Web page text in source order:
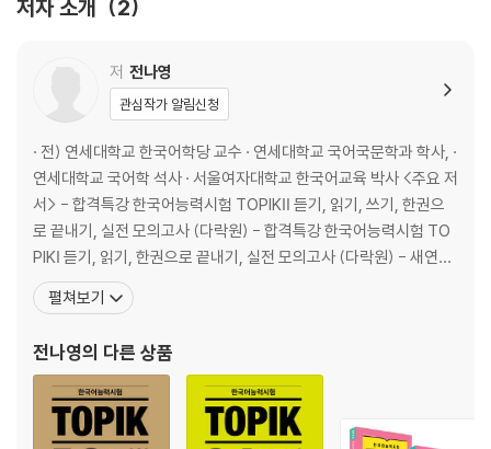
유형1B
2. 알맞은 종결어미 찾기
3. 유사한 문법 표현 찾기
4. 유사한 종결어미 찾기
5. 문장성분 찾기
6. 관용 표현 찾기
7. 맥락에 맞는 표현 찾기
Reading Plus
유형2 글의 순서 파악하기
유형2A
2. 주어진 문장이 들어갈 적당한 위치 찾기
유형2B
1. 각각의 문장을 순서에 맞게 배열하기
2. 주어진 문장이 들어갈 적당한 위치 찾기
저자 소개 2
저 전나영
관심작가 알림신청
· 전) 연세대학교 한국어학당 교수 · 연세대학교 국어국문학과 학사, ·
연세대학교 국어학 석사 · 서울여자대학교 한국어교육 박사 <주요 저
서> - 합격특강 한국어능력시험 TOPIKⅡ 듣기, 읽기, 쓰기, 한권으
로 끝내기, 실전 모의고사 (다락원) - 합격특강 한국어능력시험 TO
PIKⅠ 듣기, 읽기, 한권으로 끝내기, 실전 모의고사 (다락원) - 새연세
한국어 말하기와 쓰기 1 (연세대학교 대학출판문화원) - 새연세한국
어 듣기와 읽기 5 (연세대학교 대학출판문화원) - 새연세한국어 어
문법
펼쳐보기
전나영의 다른 상품